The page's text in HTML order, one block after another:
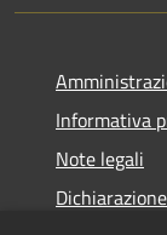
Informativa
Note legali